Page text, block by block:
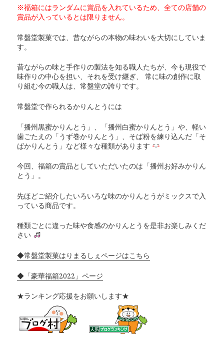
※福箱にはランダムに賞品を入れているため、全ての店舗の
賞品が入っているとは限りません。
常盤堂製菓では、昔ながらの本物の味わいを大切にしていま
す。
昔ながらの味と手作りの製法を知る職人たちが、今も現役で
味作りの中心を担い、それを受け継ぎ、 常に味の創作に取
り組む今の職人は、常盤堂の誇りです。
常盤堂で作られるかりんとうには
「播州黒蜜かりんとう」、「播州白蜜かりんとう」や、軽い
歯ごたえの「うず巻かりんとう」、そば粉を練り込んだ「そ
ばかりんとう」など様々な種類があります
今回、福箱の賞品としていただいたのは「播州お好みかりん
とう」。
先ほどご紹介したいろいろな味のかりんとうがミックスで入
っている商品です。
種類ごとに違った味や食感のかりんとうを是非お楽しみくだ
さい
◆常盤堂製菓はりまるしぇページはこちら
◆「豪華福箱2022」ページ
★ランキング応援をお願いします★